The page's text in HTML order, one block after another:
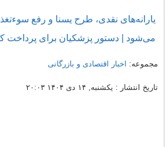
یارانه‌های نقدی، طرح یسنا و رفع
می‌شود | دستور پزشکیان برای پرداخت
مجموعه: اخبار اقتصادی و بازرگانی
تاریخ انتشار : یکشنبه, ۱۴ دی ۱۴۰۴ ۲۰:۰۳